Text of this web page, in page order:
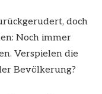
doch
Noch immer
Verspielen die
Bevölkerung?